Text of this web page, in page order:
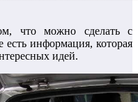
что можно сделать с
информация, которая
идей.